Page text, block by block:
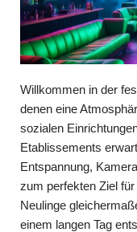
Willkommen in der
denen eine
sozialen
Etablissements
Entspannung,
zum perfekten Ziel
Neulinge
einem langen Tag